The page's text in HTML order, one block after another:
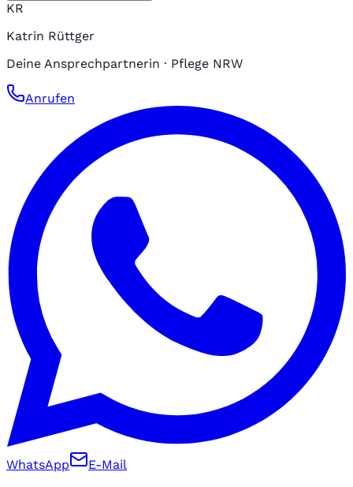
KR
Katrin Rüttger
Deine Ansprechpartnerin · Pflege NRW
Anrufen
WhatsApp E-Mail